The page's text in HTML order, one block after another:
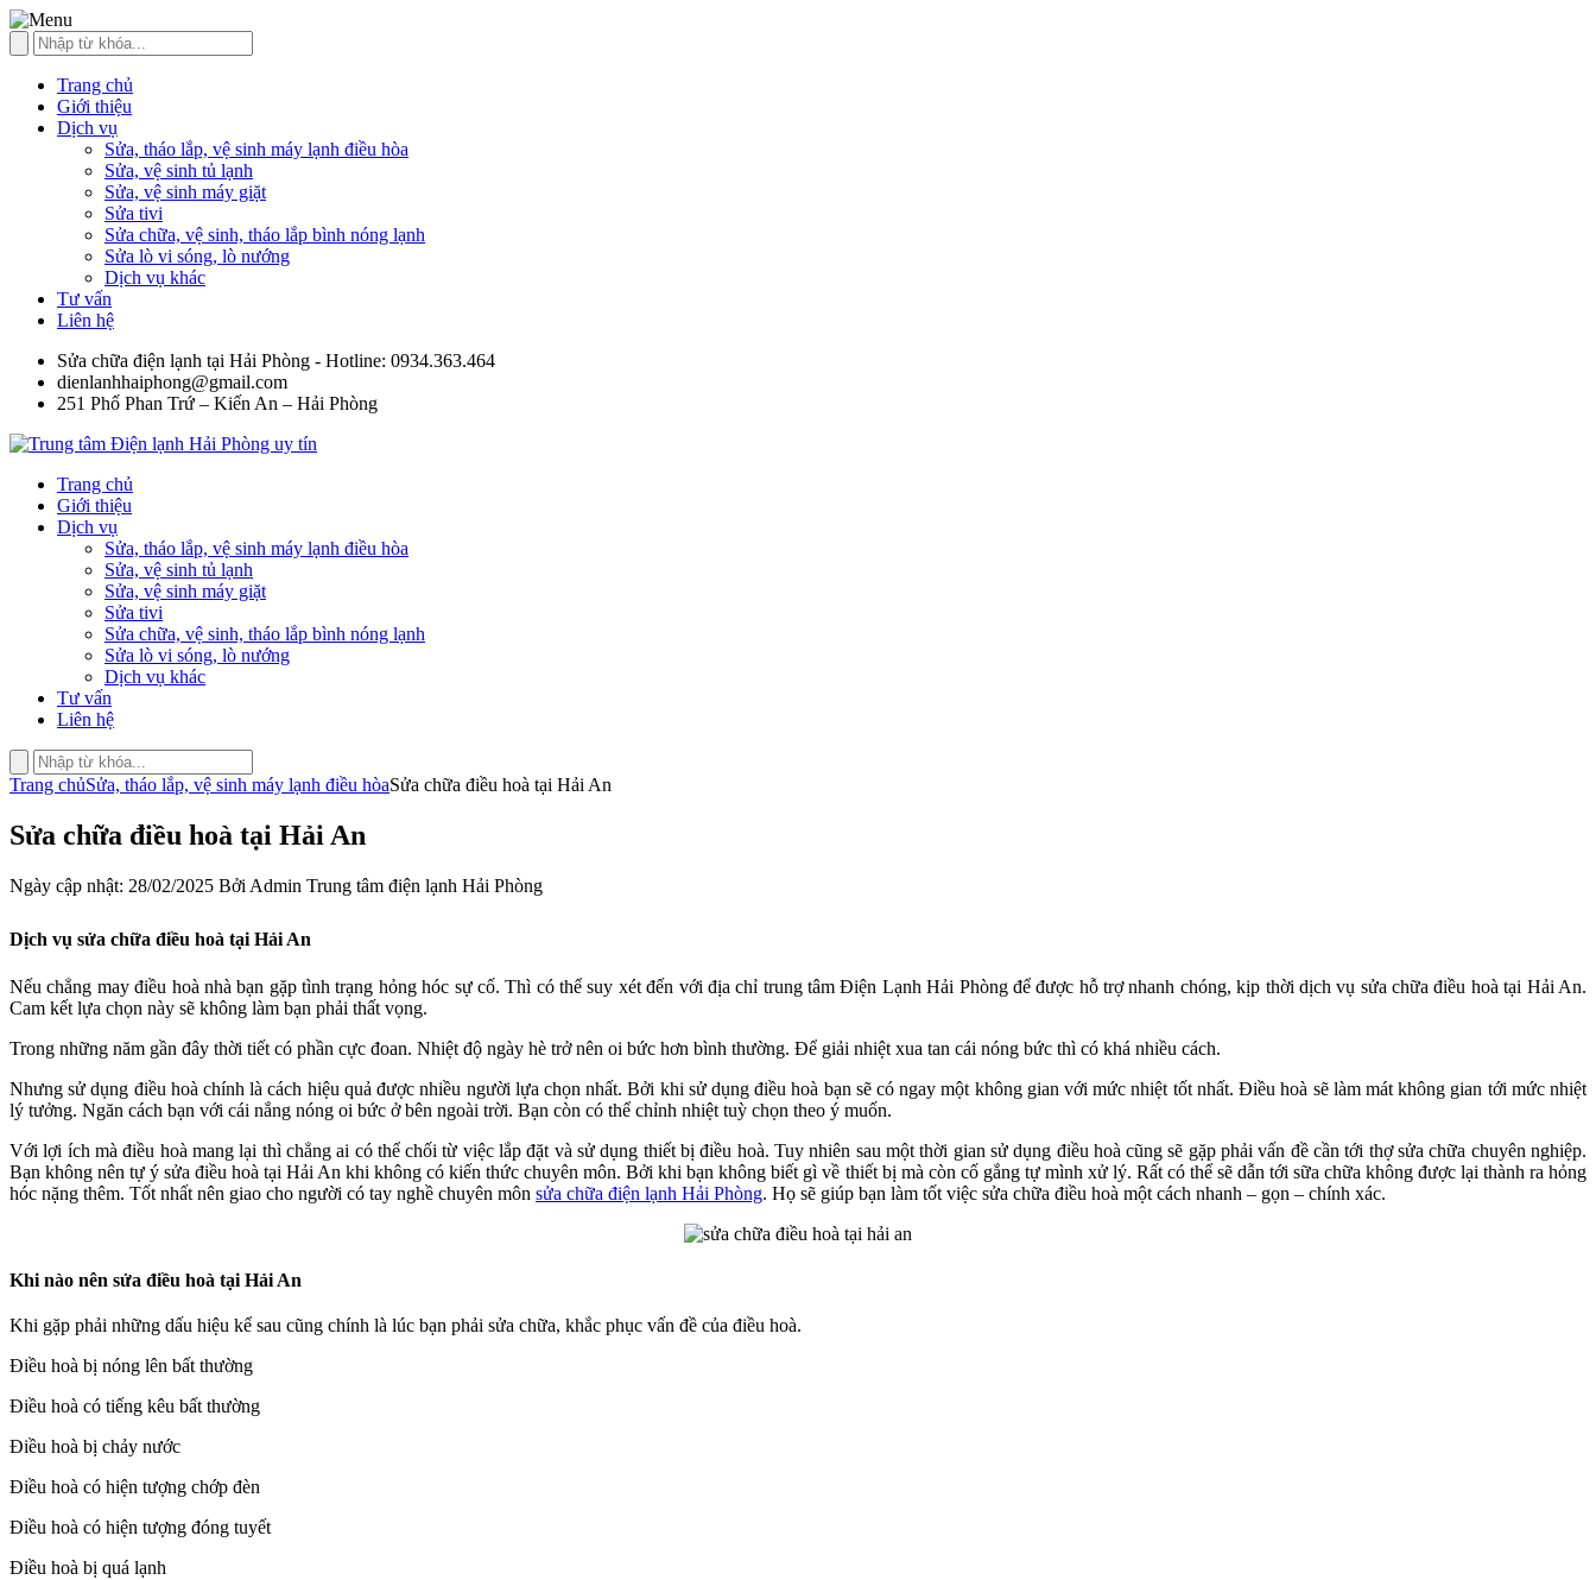
Trang chủ
Giới thiệu
Dịch vụ
Sửa, tháo lắp, vệ sinh máy lạnh điều hòa
Sửa, vệ sinh tủ lạnh
Sửa, vệ sinh máy giặt
Sửa tivi
Sửa chữa, vệ sinh, tháo lắp bình nóng lạnh
Sửa lò vi sóng, lò nướng
Dịch vụ khác
Tư vấn
Liên hệ
Sửa chữa điện lạnh tại Hải Phòng - Hotline: 0934.363.464
dienlanhhaiphong@gmail.com
251 Phố Phan Trứ – Kiến An – Hải Phòng
Trang chủ
Giới thiệu
Dịch vụ
Sửa, tháo lắp, vệ sinh máy lạnh điều hòa
Sửa, vệ sinh tủ lạnh
Sửa, vệ sinh máy giặt
Sửa tivi
Sửa chữa, vệ sinh, tháo lắp bình nóng lạnh
Sửa lò vi sóng, lò nướng
Dịch vụ khác
Tư vấn
Liên hệ
Trang chủSửa, tháo lắp, vệ sinh máy lạnh điều hòaSửa chữa điều hoà tại Hải An
Sửa chữa điều hoà tại Hải An
Ngày cập nhật: 28/02/2025 Bởi Admin Trung tâm điện lạnh Hải Phòng
Dịch vụ sửa chữa điều hoà tại Hải An
Nếu chẳng may điều hoà nhà bạn gặp tình trạng hỏng hóc sự cố. Thì có thể suy xét đến với địa chỉ trung tâm Điện Lạnh Hải Phòng để được hỗ trợ nhanh chóng, kịp thời dịch vụ sửa chữa điều hoà tại Hải An.
Cam kết lựa chọn này sẽ không làm bạn phải thất vọng.
Trong những năm gần đây thời tiết có phần cực đoan. Nhiệt độ ngày hè trở nên oi bức hơn bình thường. Để giải nhiệt xua tan cái nóng bức thì có khá nhiều cách.
Nhưng sử dụng điều hoà chính là cách hiệu quả được nhiều người lựa chọn nhất. Bởi khi sử dụng điều hoà bạn sẽ có ngay một không gian với mức nhiệt tốt nhất. Điều hoà sẽ làm mát không gian tới mức nhiệt
lý tưởng. Ngăn cách bạn với cái nắng nóng oi bức ở bên ngoài trời. Bạn còn có thể chỉnh nhiệt tuỳ chọn theo ý muốn.
Với lợi ích mà điều hoà mang lại thì chẳng ai có thể chối từ việc lắp đặt và sử dụng thiết bị điều hoà. Tuy nhiên sau một thời gian sử dụng điều hoà cũng sẽ gặp phải vấn đề cần tới thợ sửa chữa chuyên nghiệp.
Bạn không nên tự ý sửa điều hoà tại Hải An khi không có kiến thức chuyên môn. Bởi khi bạn không biết gì về thiết bị mà còn cố gắng tự mình xử lý. Rất có thể sẽ dẫn tới sữa chữa không được lại thành ra hỏng
hóc nặng thêm. Tốt nhất nên giao cho người có tay nghề chuyên môn sửa chữa điện lạnh Hải Phòng. Họ sẽ giúp bạn làm tốt việc sửa chữa điều hoà một cách nhanh – gọn – chính xác.
Khi nào nên sửa điều hoà tại Hải An
Khi gặp phải những dấu hiệu kể sau cũng chính là lúc bạn phải sửa chữa, khắc phục vấn đề của điều hoà.
Điều hoà bị nóng lên bất thường
Điều hoà có tiếng kêu bất thường
Điều hoà bị chảy nước
Điều hoà có hiện tượng chớp đèn
Điều hoà có hiện tượng đóng tuyết
Điều hoà bị quá lạnh